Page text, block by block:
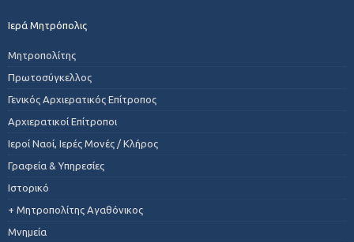
Ιερά Μητρόπολις
Μητροπολίτης
Πρωτοσύγκελλος
Γενικός Αρχιερατικός Επίτροπος
Αρχιερατικοί Επίτροποι
Ιεροί Ναοί, Ιερές Μονές / Κλήρος
Γραφεία & Υπηρεσίες
Ιστορικό
+ Μητροπολίτης Αγαθόνικος
Μνημεία